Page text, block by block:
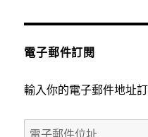
電子郵件訂閱
輸入你的電子郵件地址
電